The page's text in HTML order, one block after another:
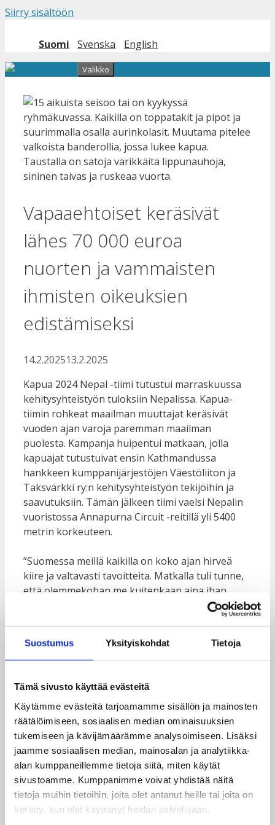
Suostumus Yksityiskohdat Tietoja
Tämä sivusto käyttää evästeitä
Käytämme evästeitä tarjoamamme sisällön ja mainosten
räätälöimiseen, sosiaalisen median ominaisuuksien
tukemiseen ja kävijämäärämme analysoimiseen. Lisäksi
jaamme sosiaalisen median, mainosalan ja analytiikka-
alan kumppaneillemme tietoja siitä, miten käytät
sivustoamme. Kumppanimme voivat yhdistää näitä
tietoja muihin tietoihin, joita olet antanut heille tai joita on
kerätty, kun olet käyttänyt heidän palvelujaan.
Siirry sisältöön
Suomi Svenska English
Valikko
Vapaaehtoiset keräsivät
lähes 70 000 euroa
nuorten ja vammaisten
ihmisten oikeuksien
edistämiseksi
14.2.202513.2.2025
Kapua 2024 Nepal -tiimi tutustui marraskuussa
kehitysyhteistyön tuloksiin Nepalissa. Kapua-
tiimin rohkeat maailman muuttajat keräsivät
vuoden ajan varoja paremman maailman
puolesta. Kampanja huipentui matkaan, jolla
kapuajat tutustuivat ensin Kathmandussa
hankkeen kumppanijärjestöjen Väestöliiton ja
Taksvärkki ry:n kehitysyhteistyön tekijöihin ja
saavutuksiin. Tämän jälkeen tiimi vaelsi Nepalin
vuoristossa Annapurna Circuit -reitillä yli 5400
metrin korkeuteen.
”Suomessa meillä kaikilla on koko ajan hirveä
kiire ja valtavasti tavoitteita. Matkalla tuli tunne,
että olemmekohan me kuitenkaan aina ihan
oikeiden asioiden perässä. Löytyykö onnellisuus
niistä asioista, joita tavoittelemme?”, pohtivat
”Matkalta jäi mieleen myös se, miten sovussa eri
kulttuurit Nepalissa elävät. Toisten ihmisten ja
haluaisimme kopioida tänne meille.”
Kapuajat keräsivät vuoden aikana yhteensä 68
934 euroa. Kerätyillä varoilla saadaan paljon
aikaan.Kynnys ry jaVäestöliittovahvistavat
vammaisten ihmisten seksuaalioikeusosaamista.
Järjestöjen hankkeissa myös terveydenhuollon
henkilökunnan osaaminen vammaisasioissa
kasvaa.Taksvärkki ry:n kehitysyhteistyöllä